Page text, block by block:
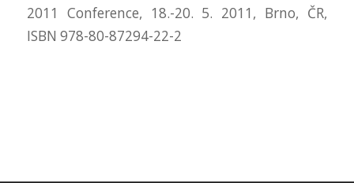
2011 Conference, 18.-20. 5. 2011, Brno, ČR,
ISBN 978-80-87294-22-2